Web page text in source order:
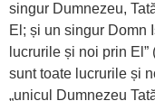
singur Dumnezeu,
El; și un singur Domn
lucrurile și noi prin
sunt toate lucrurile și
„unicul Dumnezeu